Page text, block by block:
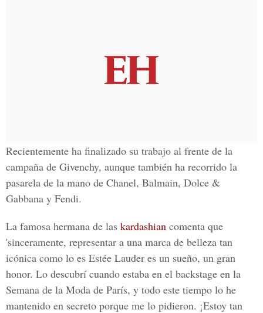
Recientemente ha finalizado su trabajo al frente de la
campaña de Givenchy, aunque también ha recorrido la
pasarela de la mano de Chanel, Balmain, Dolce &
Gabbana y Fendi.
La famosa hermana de las kardashian comenta que
'sinceramente, representar a una marca de belleza tan
icónica como lo es Estée Lauder es un sueño, un gran
honor. Lo descubrí cuando estaba en el backstage en la
Semana de la Moda de París, y todo este tiempo lo he
mantenido en secreto porque me lo pidieron. ¡Estoy tan